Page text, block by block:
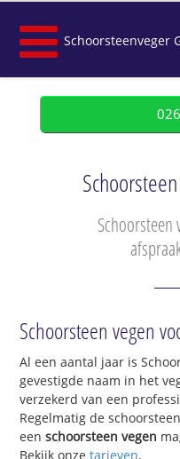
Schoorsteenveger
Schoorsteen
Schoorsteen vegen
Al een aantal jaar is
gevestigde naam in het
verzekerd van een
Regelmatig de
eenschoorsteen vegen
Bekijk onzetarieven.